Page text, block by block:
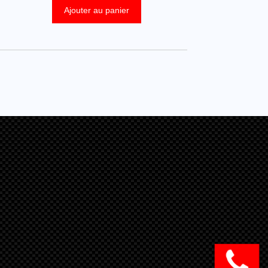
Ajouter au panier